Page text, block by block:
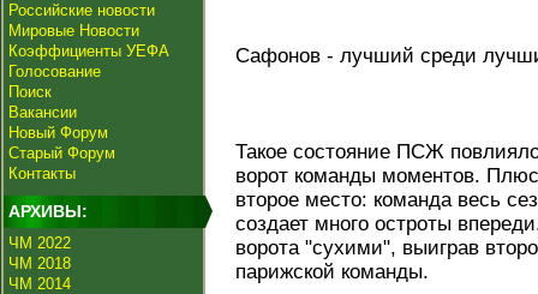
Российские новости
Мировые Новости
Коэффициенты УЕФА
Голосование
Поиск
Вакансии
Новый Форум
Старый Форум
Контакты
АРХИВЫ:
ЧМ 2022
ЧМ 2018
ЧМ 2014
Сафонов - лучший среди
Такое состояние ПСЖ
ворот команды моментов.
второе место: команда весь
создает много остроты
ворота "сухими", выиграв
парижской команды.